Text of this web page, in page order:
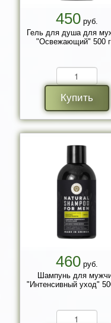
450руб.
Гель для душа для
"Освежающий" 500
Купить
460руб.
Шампунь для
"Интенсивный уход"